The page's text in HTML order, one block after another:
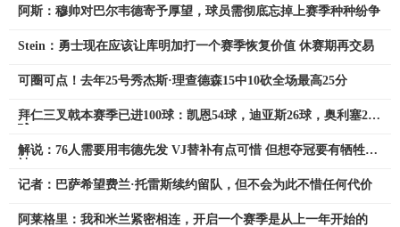
阿斯：穆帅对巴尔韦德寄予厚望，球员需彻底忘掉上赛季种种纷争
Stein：勇士现在应该让库明加打一个赛季恢复价值 休赛期再交易
可圈可点！去年25号秀杰斯·理查德森15中10砍全场最高25分
拜仁三叉戟本赛季已进100球：凯恩54球，迪亚斯26球，奥利塞20
解说：76人需要用韦德先发 VJ替补有点可惜 但想夺冠要有牺牲精
记者：巴萨希望费兰·托雷斯续约留队，但不会为此不惜任何代价
阿莱格里：我和米兰紧密相连，开启一个赛季是从上一年开始的